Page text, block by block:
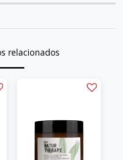
relacionados